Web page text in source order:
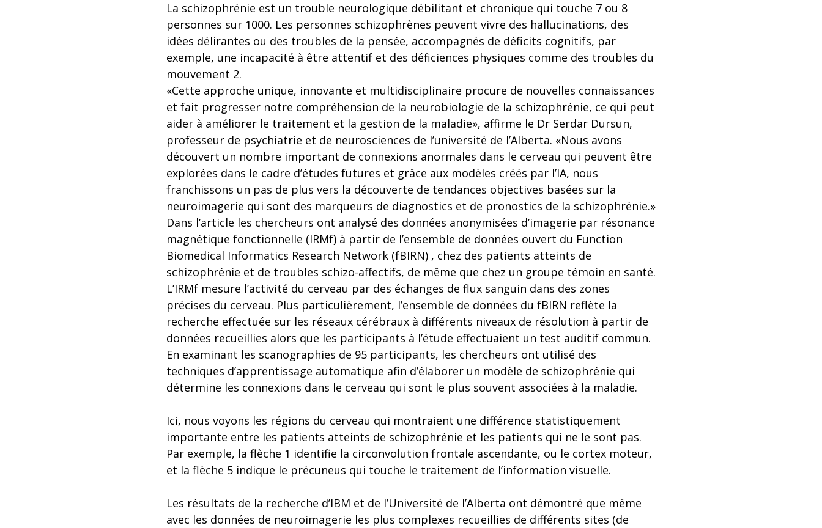
La schizophrénie est un trouble neurologique débilitant et chronique qui touche 7 ou 8
personnes sur 1000. Les personnes schizophrènes peuvent vivre des hallucinations, des
idées délirantes ou des troubles de la pensée, accompagnés de déficits cognitifs, par
exemple, une incapacité à être attentif et des déficiences physiques comme des troubles du
mouvement 2.
«Cette approche unique, innovante et multidisciplinaire procure de nouvelles connaissances
et fait progresser notre compréhension de la neurobiologie de la schizophrénie, ce qui peut
aider à améliorer le traitement et la gestion de la maladie», affirme le Dr Serdar Dursun,
professeur de psychiatrie et de neurosciences de l’université de l’Alberta. «Nous avons
découvert un nombre important de connexions anormales dans le cerveau qui peuvent être
explorées dans le cadre d’études futures et grâce aux modèles créés par l’IA, nous
franchissons un pas de plus vers la découverte de tendances objectives basées sur la
neuroimagerie qui sont des marqueurs de diagnostics et de pronostics de la schizophrénie.»
Dans l’article les chercheurs ont analysé des données anonymisées d’imagerie par résonance
magnétique fonctionnelle (IRMf) à partir de l’ensemble de données ouvert du Function
Biomedical Informatics Research Network (fBIRN) , chez des patients atteints de
schizophrénie et de troubles schizo-affectifs, de même que chez un groupe témoin en santé.
L’IRMf mesure l’activité du cerveau par des échanges de flux sanguin dans des zones
précises du cerveau. Plus particulièrement, l’ensemble de données du fBIRN reflète la
recherche effectuée sur les réseaux cérébraux à différents niveaux de résolution à partir de
données recueillies alors que les participants à l’étude effectuaient un test auditif commun.
En examinant les scanographies de 95 participants, les chercheurs ont utilisé des
techniques d’apprentissage automatique afin d’élaborer un modèle de schizophrénie qui
détermine les connexions dans le cerveau qui sont le plus souvent associées à la maladie.
Ici, nous voyons les régions du cerveau qui montraient une différence statistiquement
importante entre les patients atteints de schizophrénie et les patients qui ne le sont pas.
Par exemple, la flèche 1 identifie la circonvolution frontale ascendante, ou le cortex moteur,
et la flèche 5 indique le précuneus qui touche le traitement de l’information visuelle.
Les résultats de la recherche d’IBM et de l’Université de l’Alberta ont démontré que même
avec les données de neuroimagerie les plus complexes recueillies de différents sites (de